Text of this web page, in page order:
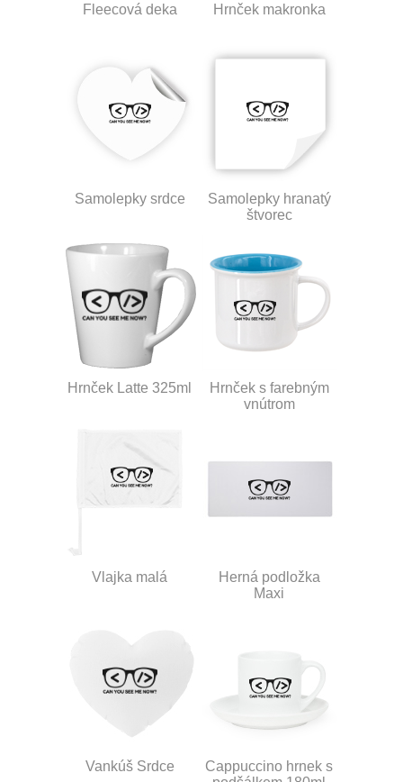
Fleecová deka Hrnček makronka
Samolepky srdce
Samolepky hranatý
štvorec
Hrnček Latte 325ml
Hrnček s farebným
vnútrom
Vlajka malá
Herná podložka
Maxi
Vankúš Srdce
Cappuccino hrnek s